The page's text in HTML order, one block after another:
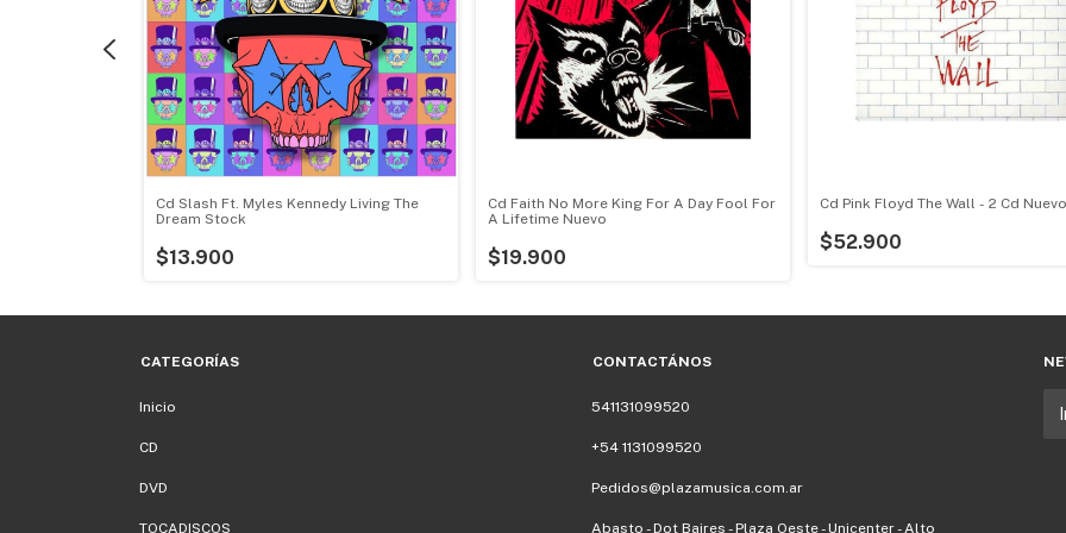
Cd Slash Ft. Myles Kennedy Living The
Dream Stock
$13.900
Cd Faith No More King For A Day Fool For
A Lifetime Nuevo
$19.900
Cd Pink Floyd The Wall - 2 Cd Nuevo
$52.900
CATEGORÍAS
Inicio
CD
DVD
TOCADISCOS
CONTACTÁNOS
541131099520
+54 1131099520
Pedidos@plazamusica.com.ar
Abasto - Dot Baires - Plaza Oeste - Unicenter - Alto